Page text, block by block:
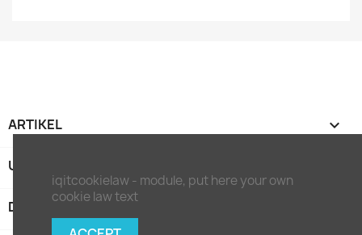
ARTIKEL 
UNTERNEHMEN
DITT KONTO
iqitcookielaw - module, put here your own
cookie law text